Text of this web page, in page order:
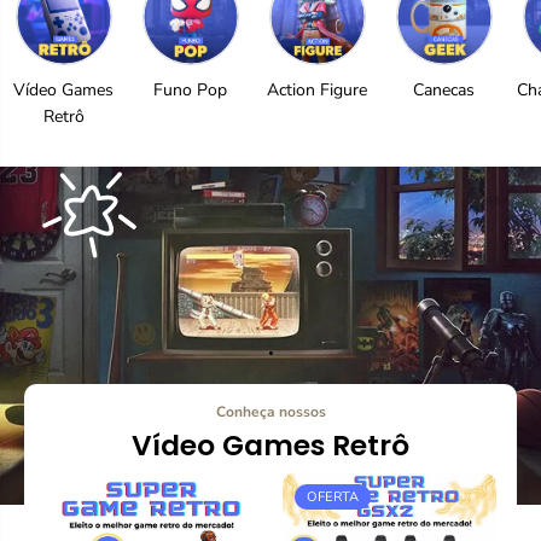
Vídeo Games
Retrô
Funo Pop Action Figure Canecas
.
Conheça nossos
Vídeo Games Retrô
OFERTA